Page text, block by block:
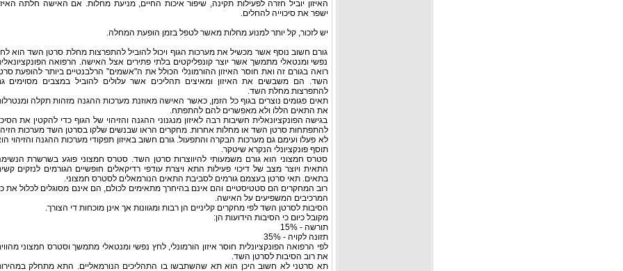
האיזון יוביל חזרה לפעילות תקינה, שיפור איכות החיים, מניעת מחלות. אם האישה חלתה
ישפר את סיכוייה להחלים.
יש לזכור, קל יותר למנוע מחלות מאשר לטפל בזמן הופעת המחלה.
גורם חשוב נוסף אשר מכשיל את מערכות הגוף ויכול להוביל להתפרצות מחלת סרטן השד הוא
נפשי ומנטאלי מתמשך אשר יוצר קונפליקטים בלתי פתירים אצל האישה. הרפואה
רואה בגורם זה ואת חוסר האיזון ההורמונלי הכולל את ה"אשמים" הרלבנטיים ביותר להופעת
השד. הם משבשים את האיזון ומאיצים תהליכים אשר עלולים להוביל במצבים מסוימים
להתפרצות מחלת השד.
תאים פגומים נוצרים בגוף כל הזמן, כאשר האישה מאוזנת מערכות ההגנה מזהות תקלה
את התאים הללו ולא מאפשרים להם להתפתח.
בגישה הפונקציונאלית חשיבות רבה לאיזון מנגנוני ההגנה והזיהוי של הגוף כדי להקטין את
להתפתחות סרטן השד או מחלות אחרות. מחקרים הראו שבנשים שלקו בסרטן השד מערכות
לא פעלו ועימם גם מערכות הבקרה והתפעול. גורם חשוב באיזון תפקודי מערכות ההגנה והזיהוי
תוסף פונקציונלי הנקרא שיטקר.
סטרס חמצוני הוא גורם משמעותי להיווצרות סרטן השד. סטרס חמצוני פוגע בשרשרת
התאית ויוצר מצב של דיכוי פעילות התא ויצרת עודפי רדיקאלים חופשיים הגורמים לנזקים
בתאים. תאי סרטן בעצמם גורמים לסביבת התאים הנורמאלים לסטרס חמצוני.
רוב המחקרים הם סטטיסטיים והם אינם בהיחרך מתאימים לכולם, הם אינם מסוגלים לכלול את
המרכיבים המשפיעים על האישה.
הסיבות לסרטן השד לפי מחקרים קליניים הן רבות ומגוונות אך אינן מוכחות די הצורך.
מקובל כיום כי הסיבות הידועות הן:
תורשה - 15%
תזונה לקויה - 35%
לפי הרפואה הפונקציונלית חוסר איזון הורמונלי, לחץ נפשי ומנטאלי מתמשך וסטרס חמצוני
את רוב הסיבות לסרטן השד.
תא סרטני לא חשוב היכן הוא תא שהשתבשו בו התהליכים הנורמאליים. התא מתחלק